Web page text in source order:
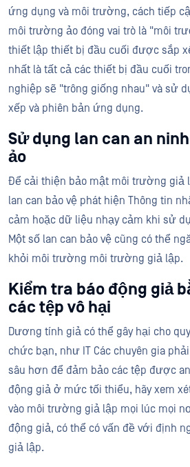
ứng dụng và môi trường, cách tiếp
môi trường ảo đóng vai trò là "môi
thiết lập thiết bị đầu cuối được sắp
nhất là tất cả các thiết bị đầu cuối
nghiệp sẽ "trông giống nhau" và sử
xếp và phiên bản ứng dụng.
Sử dụng lan can an
ảo
Để cải thiện bảo mật môi trường giả
lan can bảo vệ phát hiện Thông tin
cảm hoặc dữ liệu nhạy cảm khi sử
Một số lan can bảo vệ cũng có thể
khỏi môi trường môi trường giả lập.
Kiểm tra báo động giả
các tệp vô hại
Dương tính giả có thể gây hại cho
chức bạn, như IT Các chuyên gia
sâu hơn để đảm bảo các tệp được
động giả ở mức tối thiểu, hãy xem
vào môi trường giả lập mọi lúc mọi
động giả, có thể có vấn đề với định
giả lập.